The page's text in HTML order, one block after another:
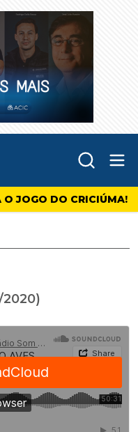
O JOGO DO CRICIÚMA!